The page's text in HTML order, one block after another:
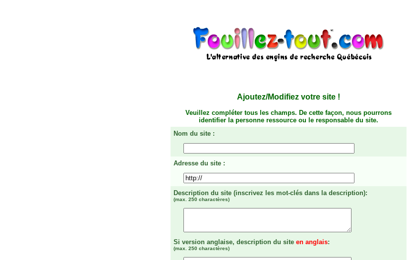
Ajoutez/Modifiez votre site !
Veuillez compléter tous les champs. De cette façon, nous pourrons
identifier la personne ressource ou le responsable du site.
Nom du site :
Adresse du site :
Description du site (inscrivez les mot-clés dans la description):
(max. 250 charactères)
Si version anglaise, description du site en anglais:
(max. 250 charactères)